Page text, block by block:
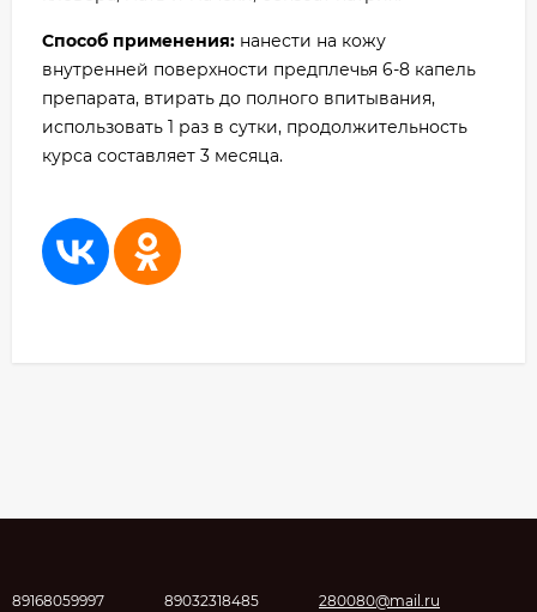
Способ применения: нанести на кожу
внутренней поверхности предплечья 6-8 капель
препарата, втирать до полного впитывания,
использовать 1 раз в сутки, продолжительность
курса составляет 3 месяца.
89168059997 89032318485 280080@mail.ru